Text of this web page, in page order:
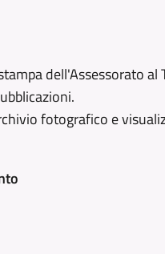
dell'Assessorato al
fotografico e